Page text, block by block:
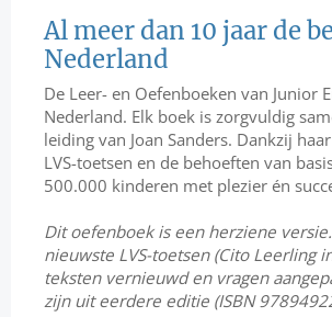
Al meer dan 10 jaar de
Nederland
De Leer- en Oefenboeken van Junior
Nederland. Elk boek is zorgvuldig
leiding van Joan Sanders. Dankzij
LVS-toetsen en de behoeften van
500.000 kinderen met plezier én
Dit oefenboek is een herziene
nieuwste LVS-toetsen (Cito Leerling
teksten vernieuwd en vragen
zijn uit eerdere editie (ISBN